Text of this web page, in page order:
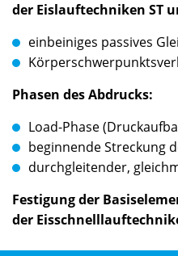
der Eislauftechniken ST
einbeiniges passives
Phasen des Abdrucks:
Load­-Phase
beginnende Streckung
durchgleitender,
Festigung der
der